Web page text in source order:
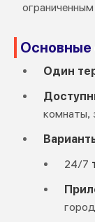
Основные
Один
комнаты,
24/7